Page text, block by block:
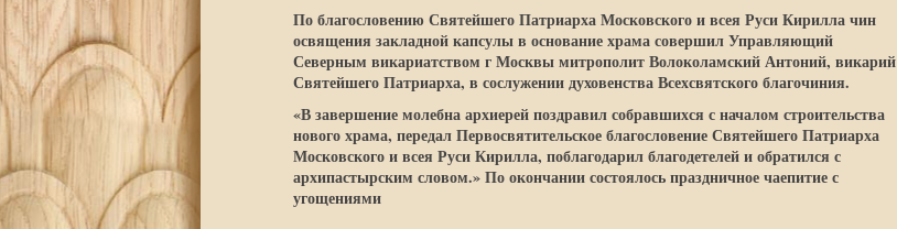
По благословению Святейшего Патриарха Московского и всея Руси Кирилла чин
освящения закладной капсулы в основание храма совершил Управляющий
Северным викариатством г Москвы митрополит Волоколамский Антоний, викарий
Святейшего Патриарха, в сослужении духовенства Всехсвятского благочиния.
«В завершение молебна архиерей поздравил собравшихся с началом строительства
нового храма, передал Первосвятительское благословение Святейшего Патриарха
Московского и всея Руси Кирилла, поблагодарил благодетелей и обратился с
архипастырским словом.» По окончании состоялось праздничное чаепитие с
угощениями